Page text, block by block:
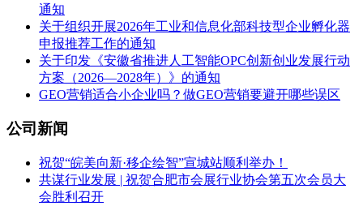
通知
关于组织开展2026年工业和信息化部科技型企业孵化器
申报推荐工作的通知
关于印发《安徽省推进人工智能OPC创新创业发展行动
方案（2026—2028年）》的通知
GEO营销适合小企业吗？做GEO营销要避开哪些误区
公司新闻
祝贺“皖美向新·移企绘智”宣城站顺利举办！
共谋行业发展 | 祝贺合肥市会展行业协会第五次会员大
会胜利召开